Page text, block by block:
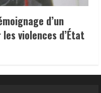
d’un
violences d’État